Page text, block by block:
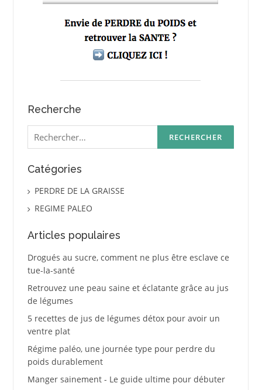
Recherche
Rechercher :
Catégories
PERDRE DE LA GRAISSE
REGIME PALEO
Articles populaires
Drogués au sucre, comment ne plus être esclave ce
tue-la-santé
Retrouvez une peau saine et éclatante grâce au jus
de légumes
5 recettes de jus de légumes détox pour avoir un
ventre plat
Régime paléo, une journée type pour perdre du
poids durablement
Manger sainement - Le guide ultime pour débuter